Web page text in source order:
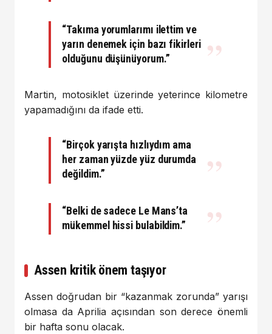
“Takıma yorumlarımı ilettim ve
yarın denemek için bazı fikirleri
olduğunu düşünüyorum.”
Martin, motosiklet üzerinde yeterince kilometre
yapamadığını da ifade etti.
“Birçok yarışta hızlıydım ama
her zaman yüzde yüz durumda
değildim.”
“Belki de sadece Le Mans’ta
mükemmel hissi bulabildim.”
Assen kritik önem taşıyor
Assen doğrudan bir “kazanmak zorunda” yarışı
olmasa da Aprilia açısından son derece önemli
bir hafta sonu olacak.